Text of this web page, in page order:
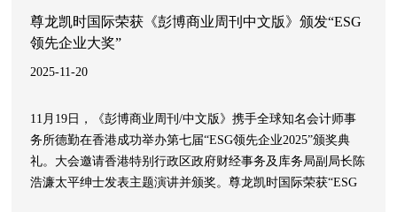
尊龙凯时国际荣获《彭博商业周刊中文版》颁发“ESG
领先企业大奖”
2025-11-20
11月19日，《彭博商业周刊/中文版》携手全球知名会计师事
务所德勤在香港成功举办第七届“ESG领先企业2025”颁奖典
礼。大会邀请香港特别行政区政府财经事务及库务局副局长陈
浩濂太平绅士发表主题演讲并颁奖。尊龙凯时国际荣获“ESG